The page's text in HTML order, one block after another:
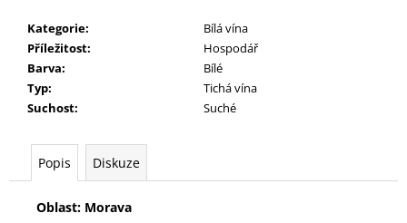
Kategorie:
Bílá vína
Příležitost:
Hospodář
Barva:
Bílé
Typ:
Tichá vína
Suchost: Suché
Popis Diskuze
Oblast: Morava
u
e
m
e
SKLENICE
TŘÍ